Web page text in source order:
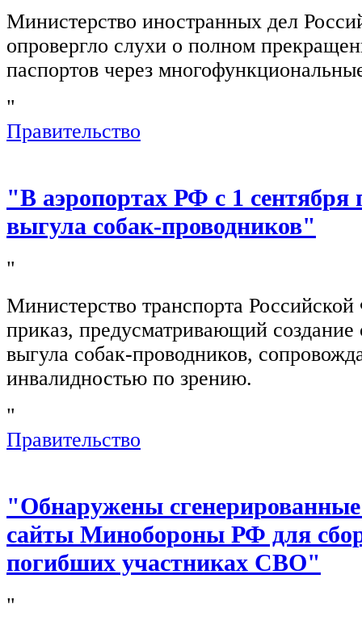
Министерство иностранных дел
опровергло слухи о полном
паспортов через
"
Правительство
"В аэропортах РФ с 1 сентября
выгула собак-проводников"
"
Министерство транспорта
приказ, предусматривающий создание
выгула собак-проводников,
инвалидностью по зрению.
"
Правительство
"Обнаружены
сайты Минобороны РФ для
погибших участниках СВО"
"